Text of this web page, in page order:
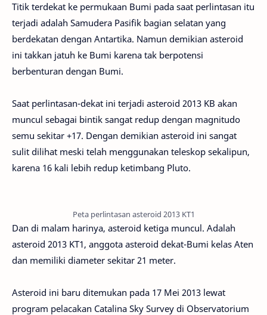
Titik terdekat ke permukaan Bumi pada saat perlintasan itu
terjadi adalah Samudera Pasifik bagian selatan yang
berdekatan dengan Antartika. Namun demikian asteroid
ini takkan jatuh ke Bumi karena tak berpotensi
berbenturan dengan Bumi.
Saat perlintasan-dekat ini terjadi asteroid 2013 KB akan
muncul sebagai bintik sangat redup dengan magnitudo
semu sekitar +17. Dengan demikian asteroid ini sangat
sulit dilihat meski telah menggunakan teleskop sekalipun,
karena 16 kali lebih redup ketimbang Pluto.
Peta perlintasan asteroid 2013 KT1
Dan di malam harinya, asteroid ketiga muncul. Adalah
asteroid 2013 KT1, anggota asteroid dekat-Bumi kelas Aten
dan memiliki diameter sekitar 21 meter.
Asteroid ini baru ditemukan pada 17 Mei 2013 lewat
program pelacakan Catalina Sky Survey di Observatorium